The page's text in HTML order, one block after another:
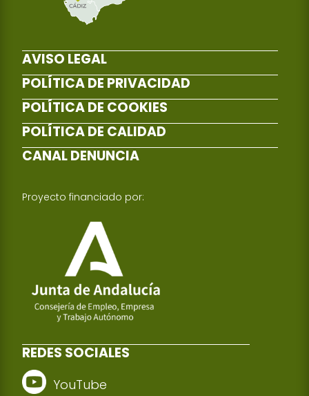
AVISO LEGAL
POLÍTICA DE PRIVACIDAD
POLÍTICA DE COOKIES
POLÍTICA DE CALIDAD
CANAL DENUNCIA
Proyecto financiado por:
REDES SOCIALES
YouTube